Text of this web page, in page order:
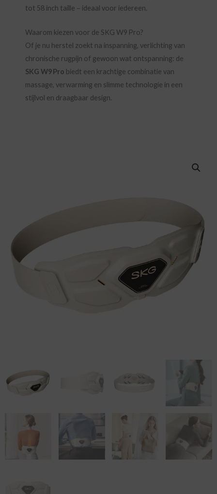
tot 58 inch taille – ideaal voor iedereen.
Waarom kiezen voor de SKG W9 Pro?
Of je nu herstel zoekt na inspanning, verlichting van
chronische rugpijn of gewoon wat ontspanning: de
SKG W9 Pro biedt een krachtige combinatie van
massage, verwarming en slimme technologie in een
stijlvol en draagbaar design.